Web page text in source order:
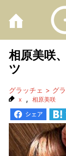
相原美咲
ツ
グラッチェ グ
x , 相原美咲